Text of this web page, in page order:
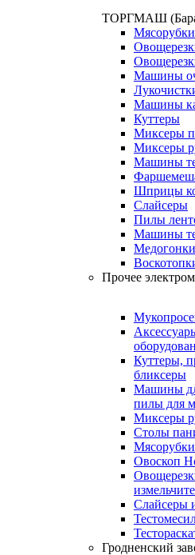
ТОРГМАШ
Мясорубки
Машины
Машины
Куттеры
Миксеры
Миксеры
Машины
Шприцы
Слайсеры
Пилы
Машины
Медогонки
Прочее
Куттеры,
бликсеры
Машины
пилы для
Миксеры
Столы
Мясорубки
Овоскоп
Слайсеры
Гродненский